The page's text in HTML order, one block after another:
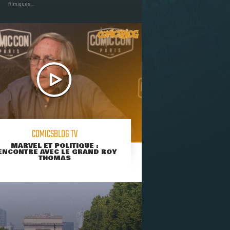
filmiques ...
COMICSBLOG TV
MARVEL ET POLITIQUE :
AVEC LE GRAND ROY
THOMAS